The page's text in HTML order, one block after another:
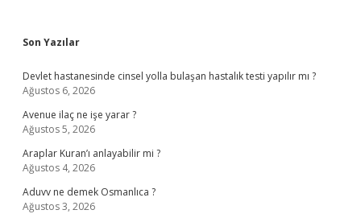
Sidebar
Son Yazılar
Devlet hastanesinde cinsel yolla bulaşan hastalık testi yapılır mı ?
Ağustos 6, 2026
Avenue ilaç ne işe yarar ?
Ağustos 5, 2026
Araplar Kuran’ı anlayabilir mi ?
Ağustos 4, 2026
Aduvv ne demek Osmanlıca ?
Ağustos 3, 2026